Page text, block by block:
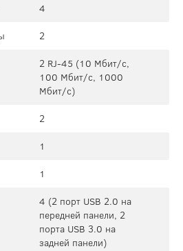
4
2
2 RJ-45 (10 Мбит/с,
100 Мбит/с, 1000
Мбит/с)
2
1
1
4 (2 порт USB 2.0 на
передней панели, 2
порта USB 3.0 на
задней панели)